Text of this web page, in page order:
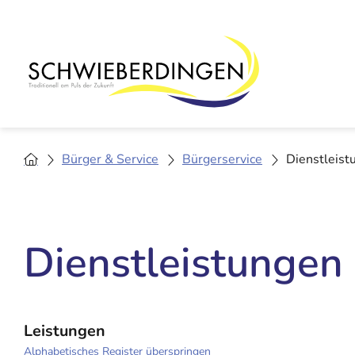
Bürger & Service Bürgerservice
Dienstleistungen
Leistungen
Alphabetisches Register überspringen